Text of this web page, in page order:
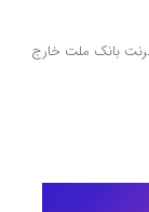
بانک ملت خارج